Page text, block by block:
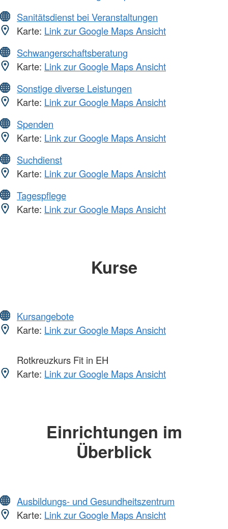
Sanitätsdienst bei Veranstaltungen
Karte: Link zur Google Maps Ansicht
Schwangerschaftsberatung
Karte: Link zur Google Maps Ansicht
Sonstige diverse Leistungen
Karte: Link zur Google Maps Ansicht
Spenden
Karte: Link zur Google Maps Ansicht
Suchdienst
Karte: Link zur Google Maps Ansicht
Tagespflege
Karte: Link zur Google Maps Ansicht
Kurse
Kursangebote
Karte: Link zur Google Maps Ansicht
Rotkreuzkurs Fit in EH
Karte: Link zur Google Maps Ansicht
Einrichtungen im
Überblick
Ausbildungs- und Gesundheitszentrum
Karte: Link zur Google Maps Ansicht